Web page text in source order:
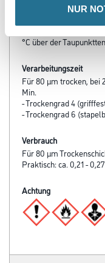
NUR
Nicht unter +5 °C und
°C über der
Verarbeitungszeit
Für 80 μm trocken, bei
Min.
- Trockengrad 4
- Trockengrad 6
Verbrauch
Für 80 μm
Praktisch: ca. 0,21 -
Achtung